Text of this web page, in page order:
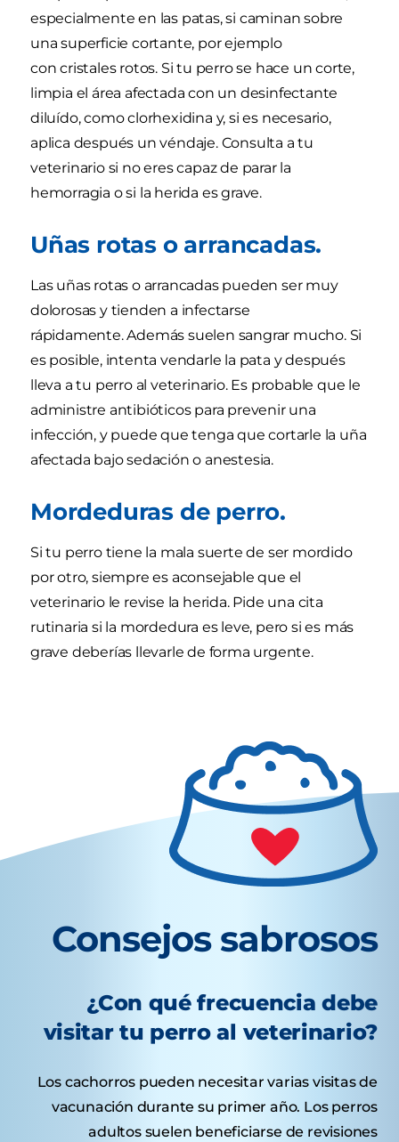
especialmente en las patas, si caminan sobre
una superficie cortante, por ejemplo
con cristales rotos. Si tu perro se hace un corte,
limpia el área afectada con un desinfectante
diluído, como clorhexidina y, si es necesario,
aplica después un véndaje. Consulta a tu
veterinario si no eres capaz de parar la
hemorragia o si la herida es grave.
Uñas rotas o arrancadas.
Las uñas rotas o arrancadas pueden ser muy
dolorosas y tienden a infectarse
rápidamente. Además suelen sangrar mucho. Si
es posible, intenta vendarle la pata y después
lleva a tu perro al veterinario. Es probable que le
administre antibióticos para prevenir una
infección, y puede que tenga que cortarle la uña
afectada bajo sedación o anestesia.
Mordeduras de perro.
Si tu perro tiene la mala suerte de ser mordido
por otro, siempre es aconsejable que el
veterinario le revise la herida. Pide una cita
rutinaria si la mordedura es leve, pero si es más
grave deberías llevarle de forma urgente.
Consejos sabrosos
¿Con qué frecuencia debe
visitar tu perro al veterinario?
Los cachorros pueden necesitar varias visitas de
vacunación durante su primer año. Los perros
adultos suelen beneficiarse de revisiones